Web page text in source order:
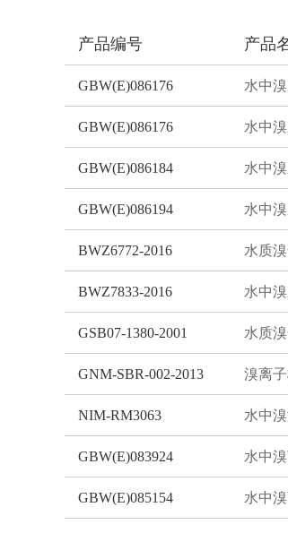
产品编号 产品
GBW(E)086176 水中
GBW(E)086176 水中
GBW(E)086184 水中
GBW(E)086194 水中
BWZ6772-2016 水质
BWZ7833-2016 水中
GSB07-1380-2001 水质
GNM-SBR-002-2013 溴离
NIM-RM3063 水中
GBW(E)083924 水中
GBW(E)085154 水中